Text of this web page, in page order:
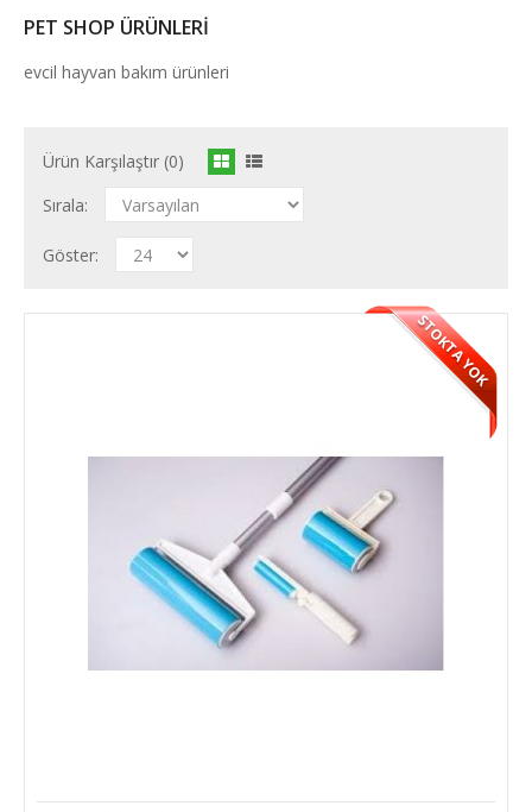
PET SHOP ÜRÜNLERI
evcil hayvan bakım ürünleri
Ürün Karşılaştır (0)
Sırala:
Göster:
STOKTA YOK